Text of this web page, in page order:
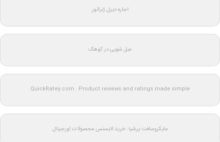
اجاره دیزل ژنراتور
مبل شویی در کوهک
QuickRatey.com : Product reviews and ratings made simple
مایکروسافت پرشیا: خرید لایسنس محصولات اورجینال